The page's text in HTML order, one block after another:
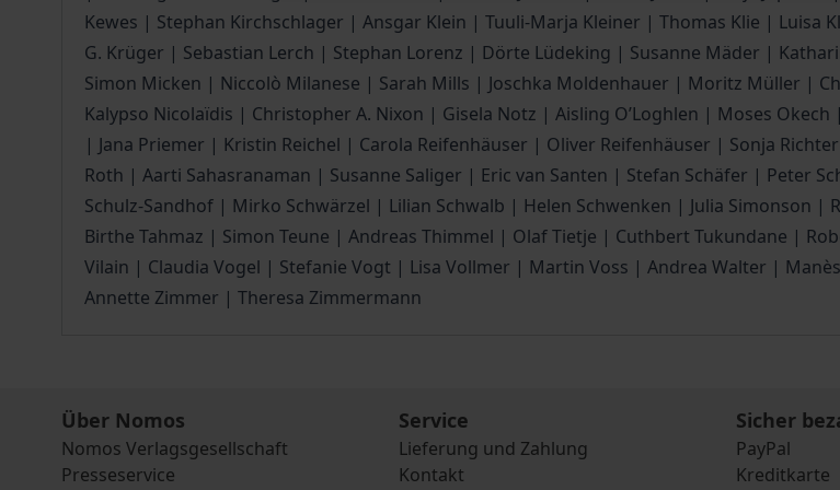
Kewes | Stephan Kirchschlager | Ansgar Klein | Tuuli-Marja Kleiner | Thomas Klie |
G. Krüger | Sebastian Lerch | Stephan Lorenz | Dörte Lüdeking | Susanne Mäder |
Simon Micken | Niccolò Milanese | Sarah Mills | Joschka Moldenhauer | Moritz Müller |
Kalypso Nicolaïdis | Christopher A. Nixon | Gisela Notz | Aisling O’Loghlen | Moses
| Jana Priemer | Kristin Reichel | Carola Reifenhäuser | Oliver Reifenhäuser | Sonja
Roth | Aarti Sahasranaman | Susanne Saliger | Eric van Santen | Stefan Schäfer | Peter
Schulz-Sandhof | Mirko Schwärzel | Lilian Schwalb | Helen Schwenken | Julia Simonson
Birthe Tahmaz | Simon Teune | Andreas Thimmel | Olaf Tietje | Cuthbert Tukundane |
Vilain | Claudia Vogel | Stefanie Vogt | Lisa Vollmer | Martin Voss | Andrea Walter |
Annette Zimmer | Theresa Zimmermann
Über Nomos
Nomos Verlagsgesellschaft
Presseservice
Service
Lieferung und Zahlung
Kontakt
Sicher
PayPal
Kreditkarte